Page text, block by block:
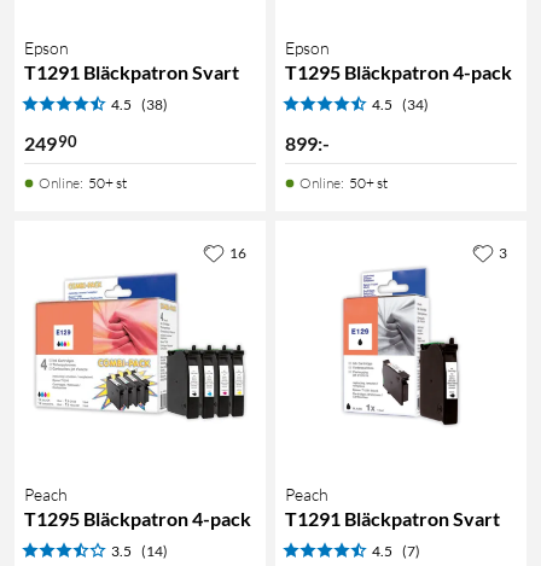
Epson
T1291 Bläckpatron Svart
4.5 (38)
24990
Online: 50+ st
Epson
T1295 Bläckpatron 4-pack
4.5 (34)
899:-
Online: 50+ st
Peach
T1295 Bläckpatron 4-pack
3.5 (14)
16
Peach
T1291 Bläckpatron Svart
4.5 (7)
3